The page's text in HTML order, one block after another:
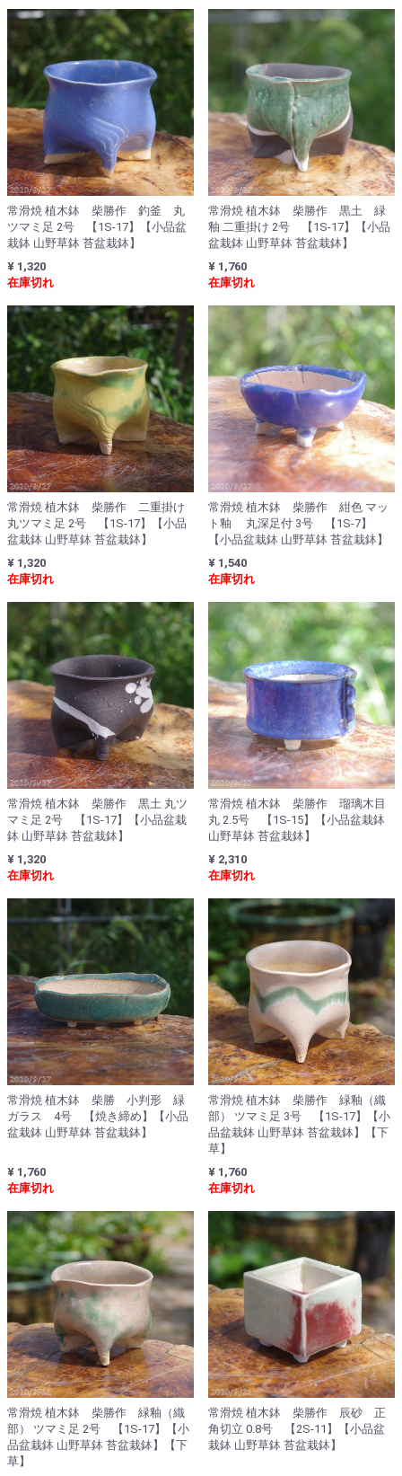
常滑焼 植木鉢 柴勝作 釣釜 丸
ツマミ足 2号 【1S-17】【小品盆
栽鉢 山野草鉢 苔盆栽鉢】
¥ 1,320
在庫切れ
常滑焼 植木鉢 柴勝作 黒土 緑
釉 二重掛け 2号 【1S-17】【小品
盆栽鉢 山野草鉢 苔盆栽鉢】
¥ 1,760
在庫切れ
常滑焼 植木鉢 柴勝作 二重掛け
丸ツマミ足 2号 【1S-17】【小品
盆栽鉢 山野草鉢 苔盆栽鉢】
¥ 1,320
在庫切れ
常滑焼 植木鉢 柴勝作 紺色 マッ
ト釉 丸深足付 3号 【1S-7】
【小品盆栽鉢 山野草鉢 苔盆栽鉢】
¥ 1,540
在庫切れ
常滑焼 植木鉢 柴勝作 黒土 丸ツ
マミ足 2号 【1S-17】【小品盆栽
鉢 山野草鉢 苔盆栽鉢】
¥ 1,320
在庫切れ
常滑焼 植木鉢 柴勝作 瑠璃木目
丸 2.5号 【1S-15】【小品盆栽鉢
山野草鉢 苔盆栽鉢】
¥ 2,310
在庫切れ
常滑焼 植木鉢 柴勝 小判形 緑
ガラス 4号 【焼き締め】【小品
盆栽鉢 山野草鉢 苔盆栽鉢】
¥ 1,760
在庫切れ
常滑焼 植木鉢 柴勝作 緑釉（織
部） ツマミ足 3号 【1S-17】【小
品盆栽鉢 山野草鉢 苔盆栽鉢】【下
草】
¥ 1,760
在庫切れ
常滑焼 植木鉢 柴勝作 緑釉（織
部） ツマミ足 2号 【1S-17】【小
品盆栽鉢 山野草鉢 苔盆栽鉢】【下
草】
常滑焼 植木鉢 柴勝作 辰砂 正
角切立 0.8号 【2S-11】【小品盆
栽鉢 山野草鉢 苔盆栽鉢】